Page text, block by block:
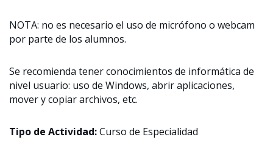
NOTA: no es necesario el uso de micrófono o webcam
por parte de los alumnos.
Se recomienda tener conocimientos de informática de
nivel usuario: uso de Windows, abrir aplicaciones,
mover y copiar archivos, etc.
Tipo de Actividad:Curso de Especialidad